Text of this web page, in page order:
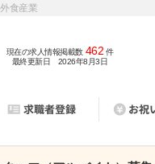
食産業
現在の求人情報掲載数 462 件
最終更新日 2026年8月3日